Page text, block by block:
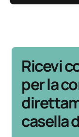
Ricevi
per la
casella